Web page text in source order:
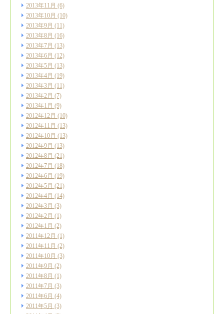
2013年11月 (6)
2013年10月 (10)
2013年9月 (11)
2013年8月 (16)
2013年7月 (13)
2013年6月 (12)
2013年5月 (13)
2013年4月 (19)
2013年3月 (11)
2013年2月 (7)
2013年1月 (9)
2012年12月 (10)
2012年11月 (13)
2012年10月 (13)
2012年9月 (13)
2012年8月 (21)
2012年7月 (18)
2012年6月 (19)
2012年5月 (21)
2012年4月 (14)
2012年3月 (3)
2012年2月 (1)
2012年1月 (2)
2011年12月 (1)
2011年11月 (2)
2011年10月 (3)
2011年9月 (2)
2011年8月 (1)
2011年7月 (3)
2011年6月 (4)
2011年5月 (3)